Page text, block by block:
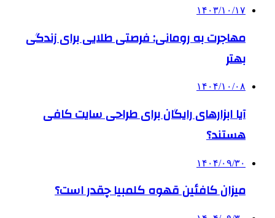
۱۴۰۳/۱۰/۱۷
مهاجرت به رومانی: فرصتی طلایی برای زندگی
بهتر
۱۴۰۴/۱۰/۰۸
آیا ابزارهای رایگان برای طراحی سایت کافی
هستند؟
۱۴۰۴/۰۹/۳۰
میزان کافئین قهوه کلمبیا چقدر است؟